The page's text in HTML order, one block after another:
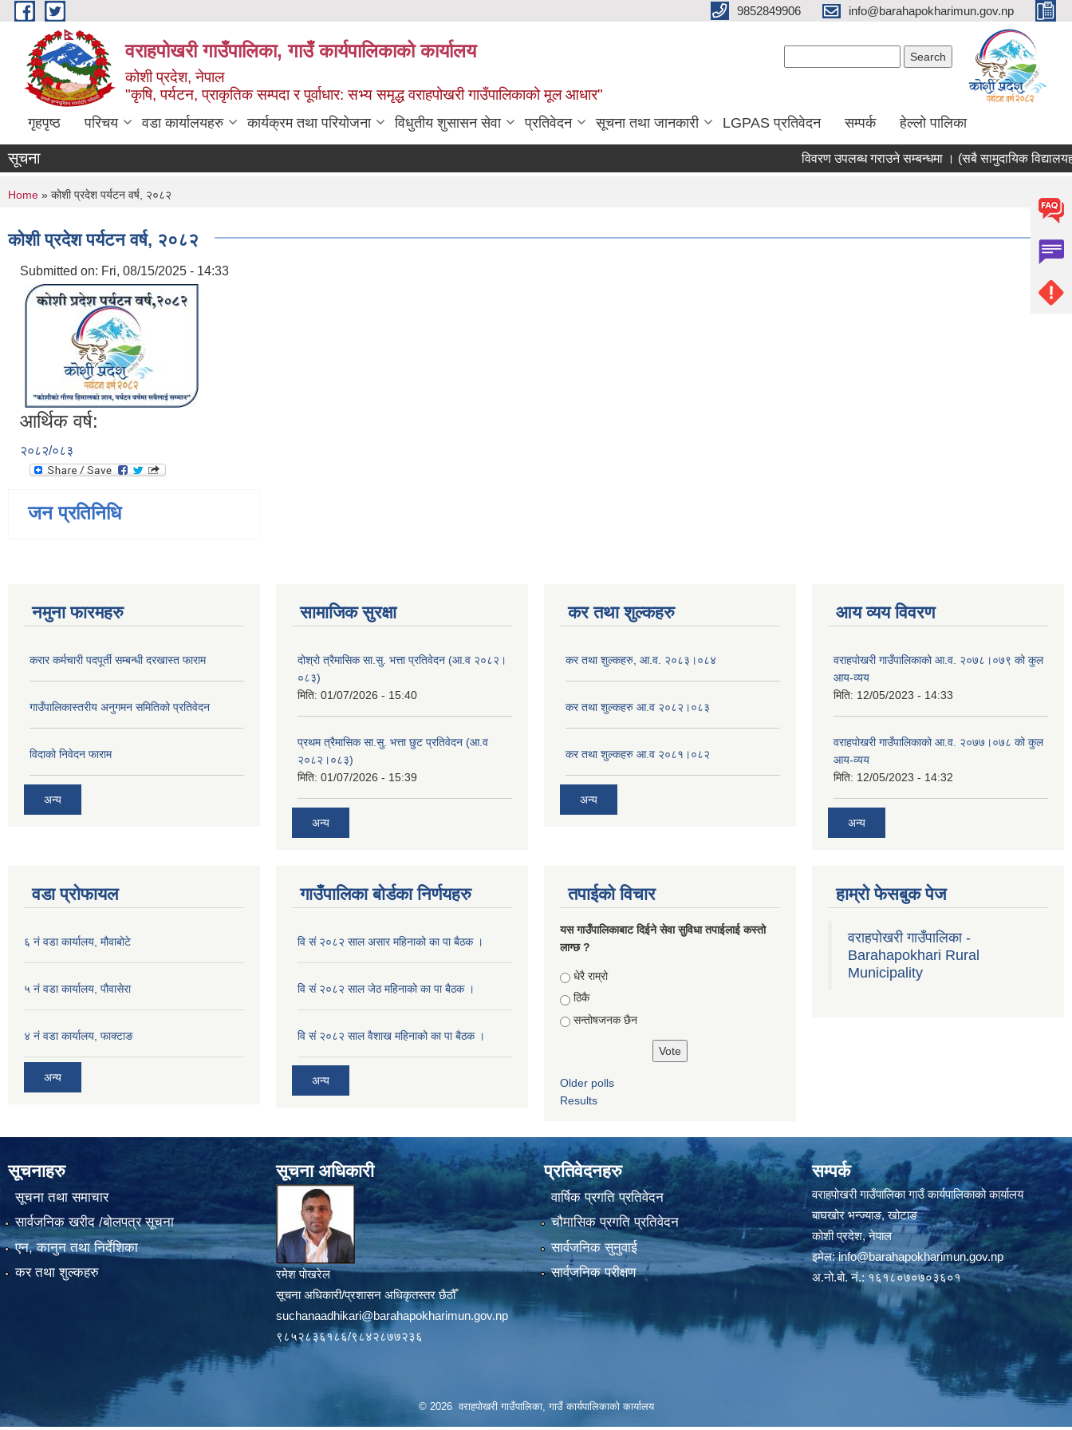
Skip to main content 9852849906 info@barahapokharimun.gov.np
वराहपोखरी गाउँपालिका, गाउँ कार्यपालिकाको कार्यालय
कोशी प्रदेश, नेपाल
"कृषि, पर्यटन, प्राकृतिक सम्पदा र पूर्वाधार: सभ्य समृद्ध वराहपोखरी गाउँपालिकाको मूल आधार"
गृहपृष्ठ परिचय वडा कार्यालयहरु कार्यक्रम तथा परियोजना विधुतीय शुसासन सेवा प्रतिवेदन सूचना तथा जानकारी LGPAS प्रतिवेदन सम्पर्क हेल्लो पालिका
सूचना विवरण उपलब्ध गराउने सम्बन्धमा । (सबै सामुदायिक विद्यालयहरु)
You are here
Home » कोशी प्रदेश पर्यटन वर्ष, २०८२
कोशी प्रदेश पर्यटन वर्ष, २०८२
Submitted on: Fri, 08/15/2025 - 14:33
आर्थिक वर्ष:
२०८२/०८३
जन प्रतिनिधि
नमुना फारमहरु
करार कर्मचारी पदपूर्ती सम्बन्धी दरखास्त फाराम
गाउँपालिकास्तरीय अनुगमन समितिको प्रतिवेदन
विदाको निवेदन फाराम
अन्य
सामाजिक सुरक्षा
दोश्रो त्रैमासिक सा.सु. भत्ता प्रतिवेदन (आ.व २०८२।
०८३)
मिति: 01/07/2026 - 15:40
प्रथम त्रैमासिक सा.सु. भत्ता छुट प्रतिवेदन (आ.व
२०८२।०८३)
मिति: 01/07/2026 - 15:39
अन्य
कर तथा शुल्कहरु
कर तथा शुल्कहरु, आ.व. २०८३।०८४
कर तथा शुल्कहरु आ.व २०८२।०८३
कर तथा शुल्कहरु आ.व २०८१।०८२
अन्य
आय व्यय विवरण
वराहपोखरी गाउँपालिकाको आ.व. २०७८।०७९ को कुल
आय-व्यय
मिति: 12/05/2023 - 14:33
वराहपोखरी गाउँपालिकाको आ.व. २०७७।०७८ को कुल
आय-व्यय
मिति: 12/05/2023 - 14:32
अन्य
वडा प्रोफायल
६ नं वडा कार्यालय, मौवाबोटे
५ नं वडा कार्यालय, पौवासेरा
४ नं वडा कार्यालय, फाक्टाङ
अन्य
गाउँपालिका बोर्डका निर्णयहरु
वि सं २०८२ साल असार महिनाको का पा बैठक ।
वि सं २०८२ साल जेठ महिनाको का पा बैठक ।
वि सं २०८२ साल वैशाख महिनाको का पा बैठक ।
अन्य
तपाईको विचार
यस गाउँपालिकाबाट दिईने सेवा सुविधा तपाईलाई कस्तो
लाग्छ ?
Choices
धेरै राम्रो
ठिकै
सन्तोषजनक छैन
Older polls
Results
हाम्रो फेसबुक पेज
वराहपोखरी गाउँपालिका -
Barahapokhari Rural
Municipality
सूचनाहरु
सूचना तथा समाचार
सार्वजनिक खरीद /बोलपत्र सूचना
एन, कानुन तथा निर्देशिका
कर तथा शुल्कहरु
सूचना अधिकारी
रमेश पोखरेल
सूचना अधिकारी/प्रशासन अधिकृतस्तर छैठौँ
suchanaadhikari@barahapokharimun.gov.np
९८५२८३६१८६/९८४२८७७२३६
प्रतिवेदनहरु
वार्षिक प्रगति प्रतिवेदन
चौमासिक प्रगति प्रतिवेदन
सार्वजनिक सुनुवाई
सार्वजनिक परीक्षण
सम्पर्क
वराहपोखरी गाउँपालिका गाउँ कार्यपालिकाको कार्यालय
बाघखोर भन्ज्याङ, खोटाङ
कोशी प्रदेश, नेपाल
इमेल:info@barahapokharimun.gov.np
अ.नो.बो. नं.: १६१८०७०७०३६०१
© 2026 वराहपोखरी गाउँपालिका, गाउँ कार्यपालिकाको कार्यालय